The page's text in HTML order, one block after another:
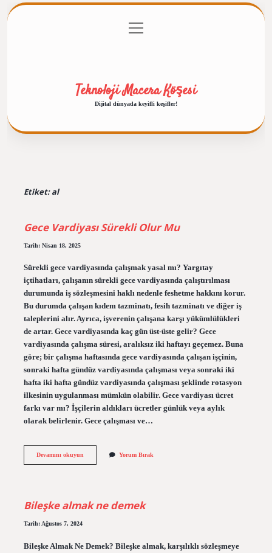
Gizlilik Politikası
menüyü
aç
Teknoloji Macera Köşesi
Dijital dünyada keyifli keşifler!
Etiket:al
Gece Vardiyası Sürekli Olur Mu
Tarih: Nisan 18, 2025
Sürekli gece vardiyasında çalışmak yasal mı? Yargıtay
içtihatları, çalışanın sürekli gece vardiyasında çalıştırılması
durumunda iş sözleşmesini haklı nedenle feshetme hakkını korur.
Bu durumda çalışan kıdem tazminatı, fesih tazminatı ve diğer iş
taleplerini alır. Ayrıca, işverenin çalışana karşı yükümlülükleri
de artar. Gece vardiyasında kaç gün üst-üste gelir? Gece
vardiyasında çalışma süresi, aralıksız iki haftayı geçemez. Buna
göre; bir çalışma haftasında gece vardiyasında çalışan işçinin,
sonraki hafta gündüz vardiyasında çalışması veya sonraki iki
hafta iki hafta gündüz vardiyasında çalışması şeklinde rotasyon
ilkesinin uygulanması mümkün olabilir. Gece vardiyası ücret
farkı var mı? İşçilerin aldıkları ücretler günlük veya aylık
olarak belirlenir. Gece çalışması ve…
Devamını okuyunGece
Yorum Bırak
Bileşke almak ne demek
Tarih: Ağustos 7, 2024
Bileşke Almak Ne Demek? Bileşke almak, karşılıklı sözleşmeye